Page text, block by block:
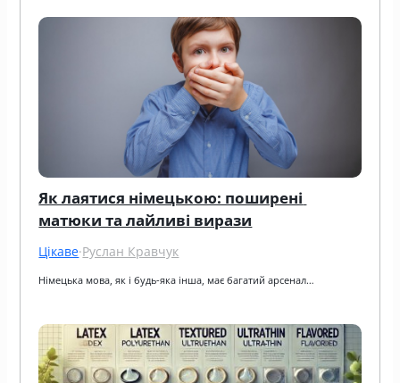
Як лаятися німецькою: поширені
матюки та лайливі вирази
Цікаве·Руслан Кравчук
Німецька мова, як і будь-яка інша, має багатий арсенал…